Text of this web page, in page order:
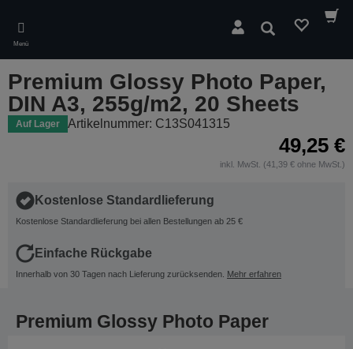
main
content
Menü
Suchen
Premium Glossy Photo Paper,
DIN A3, 255g/m2, 20 Sheets
Auf Lager Artikelnummer: C13S041315
49,25 €
inkl. MwSt. (41,39 € ohne MwSt.)
Kostenlose Standardlieferung
Kostenlose Standardlieferung bei allen Bestellungen ab 25 €
Einfache Rückgabe
Innerhalb von 30 Tagen nach Lieferung zurücksenden. Mehr erfahren
Premium Glossy Photo Paper